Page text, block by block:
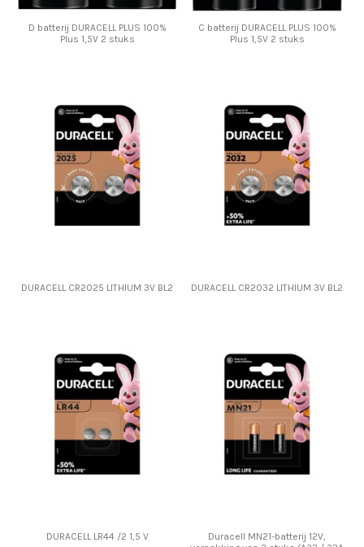
D batterij DURACELL PLUS 100%
Plus 1,5V 2 stuks
C batterij DURACELL PLUS 100%
Plus 1,5V 2 stuks
DURACELL CR2025 LITHIUM 3V BL2 DURACELL CR2032 LITHIUM 3V BL2
DURACELL LR44 /2 1,5 V
Duracell MN21-batterij 12V,